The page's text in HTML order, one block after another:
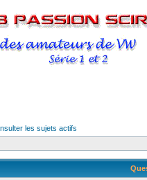
les sujets actifs